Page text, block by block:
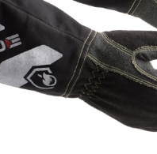
et gazière